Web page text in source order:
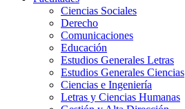
Ciencias Sociales
Derecho
Comunicaciones
Educación
Estudios Generales Letras
Estudios Generales Ciencias
Ciencias e Ingeniería
Letras y Ciencias Humanas